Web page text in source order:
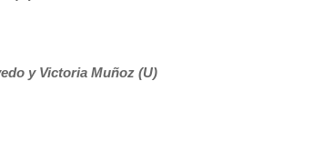
y Victoria Muñoz (U)